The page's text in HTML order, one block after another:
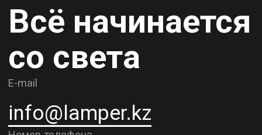
Контакты
О компании
Рассрочка и кредит
к5
Адрес шоурума в г. Астана